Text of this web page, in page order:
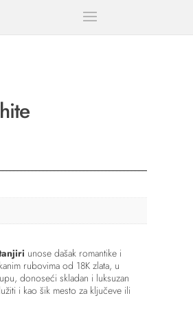
unose dašak romantike i
rubovima od 18K zlata, u
donoseći skladan i luksuzan
i kao šik mesto za ključeve ili